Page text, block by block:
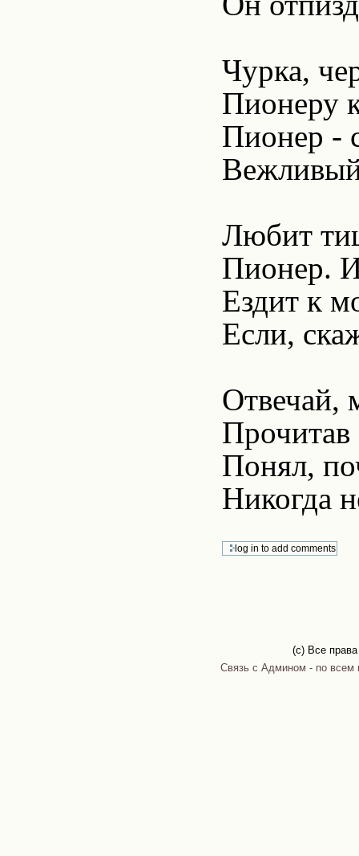
Чурка,
Пионеру
Пионер -
Любит
Пионер. И
Ездит к
Если,
Отвечай,
Понял,
Никогда
(c) Все
Связь с Админом - по всем